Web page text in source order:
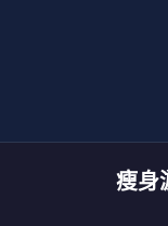
瘦身